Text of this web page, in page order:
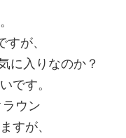
が、
に入りなのか？
です。
ウン
すが、